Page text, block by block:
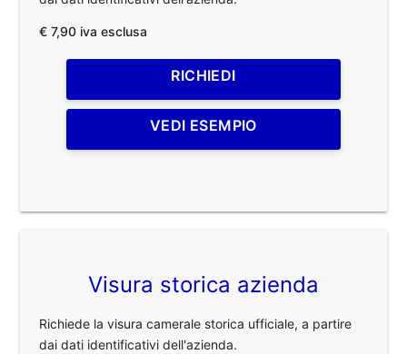
€ 7,90 iva esclusa
RICHIEDI
VEDI ESEMPIO
Visura storica azienda
Richiede la visura camerale storica ufficiale, a partire
dai dati identificativi dell'azienda.